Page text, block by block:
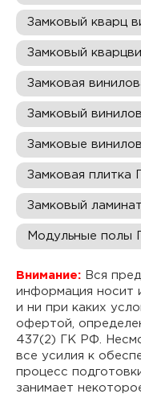
Замковый кварц
Замковый
Замковая
Замковый
Замковые
Замковая плитка
Замковый
Модульные полы
Внимание: Вся
информация носит
и ни при каких
офертой,
437(2) ГК РФ.
все усилия к
процесс
занимает